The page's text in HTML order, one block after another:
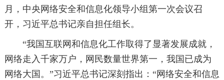
月，中央网络安全和信息化领导小组第一次会议召
开，习近平总书记亲自担任组长。
“我国互联网和信息化工作取得了显著发展成就，
网络走入千家万户，网民数量世界第一，我国已成为
网络大国。”习近平总书记深刻指出：“网络安全和信息